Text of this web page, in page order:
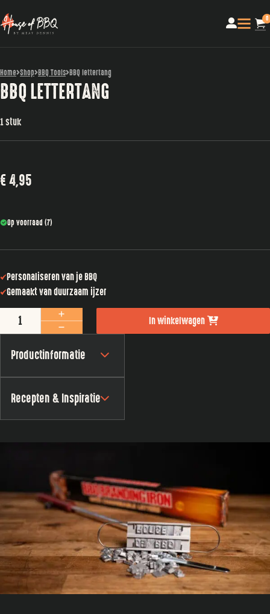
0
Home Shop BBQ Tools BBQ lettertang
BBQ LETTERTANG
1 stuk
€4,95
Op voorraad (7)
Personaliseren van je BBQ
Gemaakt van duurzaam ijzer
BBQ lettertang aantal In winkelwagen
Productinformatie
Recepten & Inspiratie